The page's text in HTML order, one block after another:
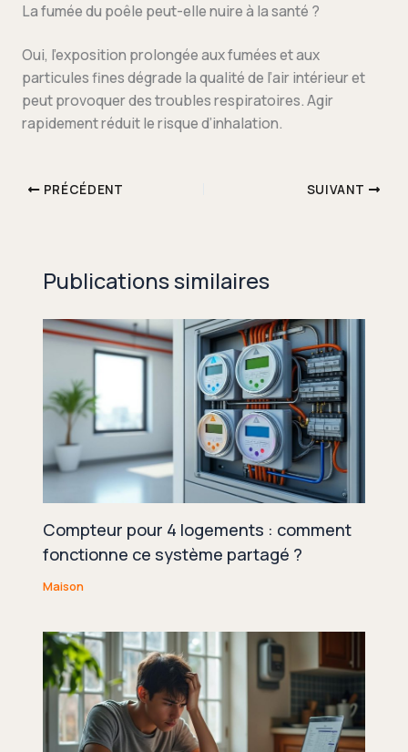
La fumée du poêle peut-elle nuire à la santé ?
Oui, l’exposition prolongée aux fumées et aux
particules fines dégrade la qualité de l’air intérieur et
peut provoquer des troubles respiratoires. Agir
rapidement réduit le risque d’inhalation.
PRÉCÉDENT SUIVANT
Publications similaires
Compteur pour 4 logements : comment
fonctionne ce système partagé ?
Maison